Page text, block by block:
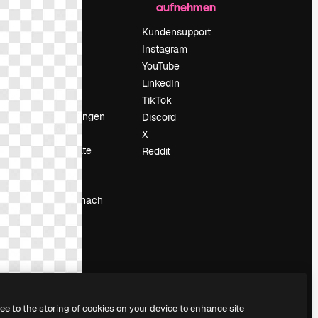
Über uns
Karriere
Blog
Veranstaltungen
Slidesgo
Deine Inhalte
verkaufen
Pressesaal
Suchst du nach
magnific.ai
aufnehmen
Kundensupport
Instagram
YouTube
LinkedIn
TikTok
Discord
X
Reddit
to the storing of cookies on your device to enhance site